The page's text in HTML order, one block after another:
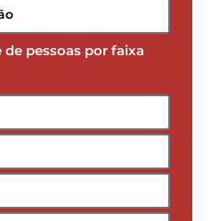
pessoas por faixa